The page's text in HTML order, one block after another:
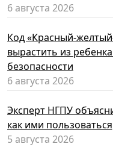
6 августа 2026
Код «Красный-
вырастить из
безопасности
6 августа 2026
Эксперт НГПУ
как ими
5 августа 2026